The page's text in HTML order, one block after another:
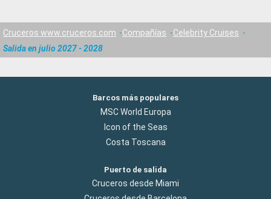
Cruceros www.cruceros.com Compañías
Celebrity Cruises
Salida en julio 2027 - 2028
Barcos más populares
MSC World Europa
Icon of the Seas
Costa Toscana
Puerto de salida
Cruceros desde Miami